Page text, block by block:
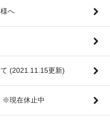
へ
(2021.11.15更新)
※現在休止中